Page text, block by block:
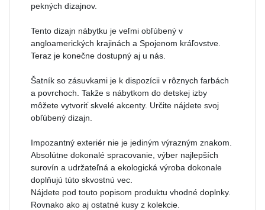
pekných dizajnov.
Tento dizajn nábytku je veľmi obľúbený v
angloamerických krajinách a Spojenom kráľovstve.
Teraz je konečne dostupný aj u nás.
Šatník so zásuvkami je k dispozícii v rôznych farbách
a povrchoch. Takže s nábytkom do detskej izby
môžete vytvoriť skvelé akcenty. Určite nájdete svoj
obľúbený dizajn.
Impozantný exteriér nie je jediným výrazným znakom.
Absolútne dokonalé spracovanie, výber najlepších
surovín a udržateľná a ekologická výroba dokonale
doplňujú túto skvostnú vec.
Nájdete pod touto popisom produktu vhodné doplnky.
Rovnako ako aj ostatné kusy z kolekcie.